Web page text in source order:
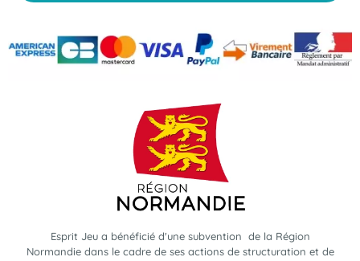
Esprit Jeu a bénéficié d'une subvention de la Région
Normandie dans le cadre de ses actions de structuration et de